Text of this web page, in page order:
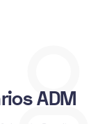
ADM